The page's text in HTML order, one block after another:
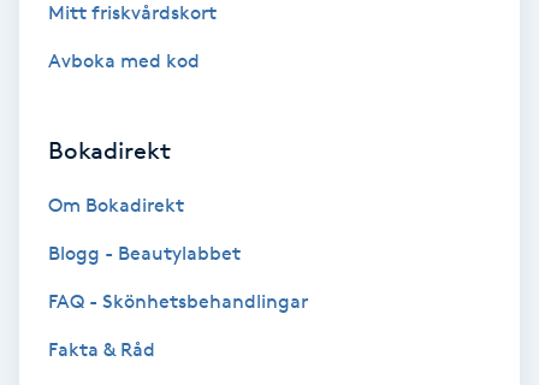
Faceliftmassage
Fettreducering
Fibromassage
Fotmassage
Mitt friskvårdskort
Avboka med kod
Bokadirekt
Om Bokadirekt
Blogg - Beautylabbet
FAQ - Skönhetsbehandlingar
Fakta & Råd